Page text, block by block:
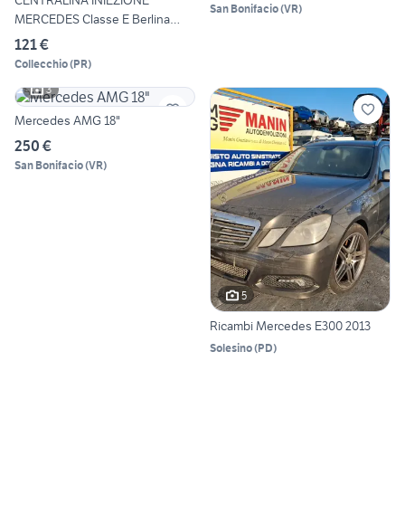
MERCEDES Classe E Berlina
W21
121 €
Collecchio(PR)
San Bonifacio(VR)
3
Mercedes AMG 18"
250 €
San Bonifacio(VR)
5
Ricambi Mercedes E300 2013
Solesino(PD)